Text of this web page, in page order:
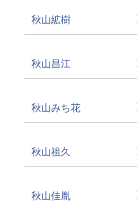
秋山絋樹
秋山昌江
秋山みち花
秋山祖久
秋山佳胤